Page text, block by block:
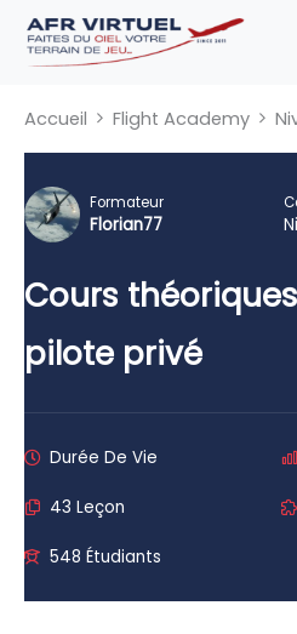
Aller
Accueil Flight Academy
Formateur
Florian77
Cours
pilote privé
Durée De Vie
43 Leçon
548 Étudiants